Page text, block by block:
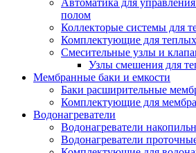
Автоматика для
полом
Коллекторые системы для
Комплектующие для
Смесительные узлы и
Узлы смешения для
Мембранные баки и емкости
Баки расширительные
Комплектующие для
Водонагреватели
Водонагреватели
Водонагреватели